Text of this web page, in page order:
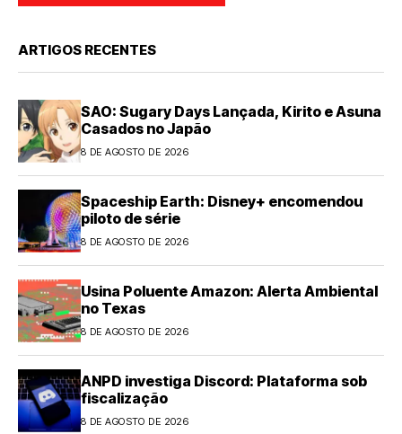
ARTIGOS RECENTES
SAO: Sugary Days Lançada, Kirito e Asuna
Casados no Japão
8 DE AGOSTO DE 2026
Spaceship Earth: Disney+ encomendou
piloto de série
8 DE AGOSTO DE 2026
Usina Poluente Amazon: Alerta Ambiental
no Texas
8 DE AGOSTO DE 2026
ANPD investiga Discord: Plataforma sob
fiscalização
8 DE AGOSTO DE 2026